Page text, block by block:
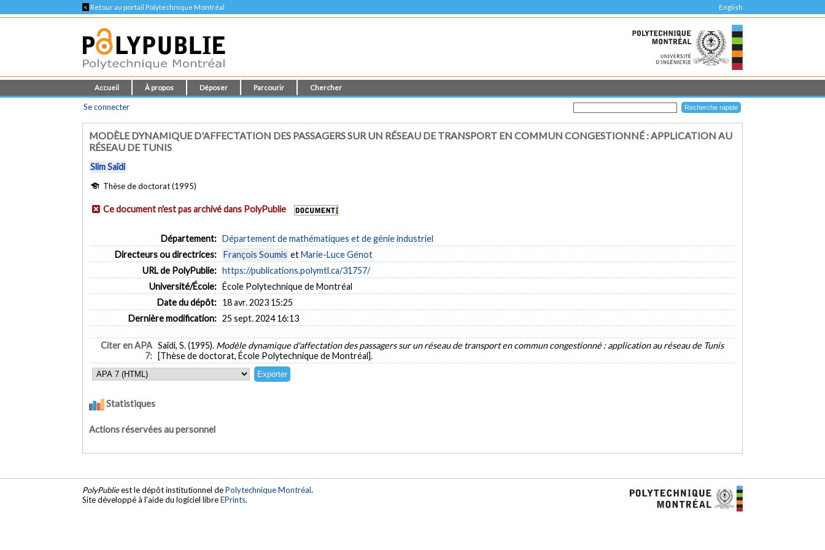
< Retour au portail Polytechnique Montréal English
Accueil À propos Déposer Parcourir Chercher
Se connecter
MODÈLE DYNAMIQUE D'AFFECTATION DES PASSAGERS SUR UN RÉSEAU DE TRANSPORT EN COMMUN CONGESTIONNÉ : APPLICATION AU
RÉSEAU DE TUNIS
Slim Saïdi
Thèse de doctorat (1995)
Ce document n'est pas archivé dans PolyPublie
Département: Département de mathématiques et de génie industriel
Directeurs ou directrices:
François Soumis etMarie-Luce Génot
URL de PolyPublie: https://publications.polymtl.ca/31757/
Université/École: École Polytechnique de Montréal
Date du dépôt: 18 avr. 2023 15:25
Dernière modification: 25 sept. 2024 16:13
Citer en APA
7:
Saïdi, S. (1995). Modèle dynamique d'affectation des passagers sur un réseau de transport en commun congestionné : application au réseau de Tunis
[Thèse de doctorat, École Polytechnique de Montréal].
Statistiques
Actions réservées au personnel
PolyPublieest le dépôt institutionnel dePolytechnique Montréal.
Site développé à l'aide du logiciel libreEPrints.